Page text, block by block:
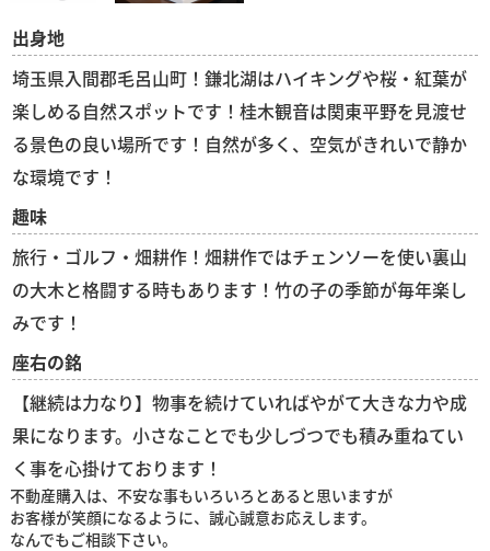
出身地
埼玉県入間郡毛呂山町！鎌北湖はハイキングや桜・紅葉が
楽しめる自然スポットです！桂木観音は関東平野を見渡せ
る景色の良い場所です！自然が多く、空気がきれいで静か
な環境です！
趣味
旅行・ゴルフ・畑耕作！畑耕作ではチェンソーを使い裏山
の大木と格闘する時もあります！竹の子の季節が毎年楽し
みです！
座右の銘
【継続は力なり】物事を続けていればやがて大きな力や成
果になります。小さなことでも少しづつでも積み重ねてい
く事を心掛けております！
不動産購入は、不安な事もいろいろとあると思いますが
お客様が笑顔になるように、誠心誠意お応えします。
なんでもご相談下さい。